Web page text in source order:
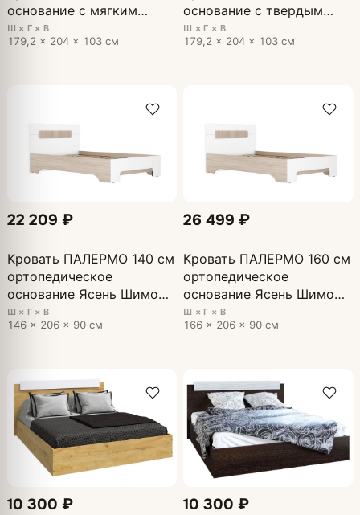
основание с мягким
щитком Дуб Сонома
светлый, МДФ - глянцевая
Ш × Г × В
179,2 × 204 × 103 см
основание с твердым
щитком Дуб Сонома
светлый, МДФ - глянцевая
Ш × Г × В
179,2 × 204 × 103 см
22 209 ₽
Кровать ПАЛЕРМО 140 см
ортопедическое
основание Ясень Шимо
светлый, глянцевая Белый
Ш × Г × В
146 × 206 × 90 см
26 499 ₽
Кровать ПАЛЕРМО 160 см
ортопедическое
основание Ясень Шимо
светлый, глянцевая Белый
Ш × Г × В
166 × 206 × 90 см
10 300 ₽ 10 300 ₽